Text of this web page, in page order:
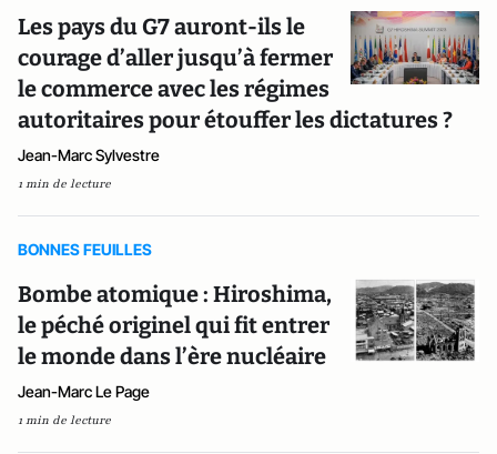
Les pays du G7 auront-ils le
courage d’aller jusqu’à fermer
le commerce avec les régimes
autoritaires pour étouffer les dictatures ?
Jean-Marc Sylvestre
1 min de lecture
BONNES FEUILLES
Bombe atomique : Hiroshima,
le péché originel qui fit entrer
le monde dans l’ère nucléaire
Jean-Marc Le Page
1 min de lecture